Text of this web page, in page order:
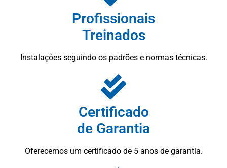
Profissionais
Treinados
Instalações seguindo os padrões e normas técnicas.
Certificado
de Garantia
Oferecemos um certificado de 5 anos de garantia.